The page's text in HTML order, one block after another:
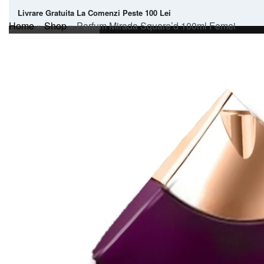
Livrare Gratuita La Comenzi Peste 100 Lei
POCKET SPRAY
IEFTIN DE BUZUNAR
ULEI CONCENTRAT DE PARFUM
Home»Shop»Parfum Mirada Square’d 100ml Femei